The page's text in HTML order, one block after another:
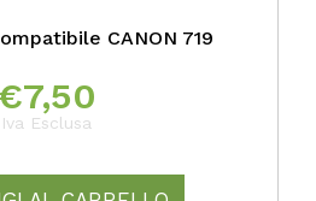
CANON 719
7,50
Iva Esclusa